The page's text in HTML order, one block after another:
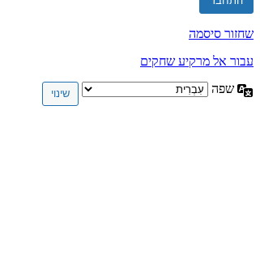
שחזור סיסמה
עבור אל מרקיע שחקים
שפה